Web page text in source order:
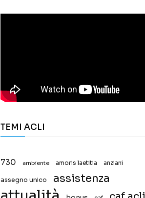
TEMI ACLI
730 ambiente amoris laetitia anziani
assegno unico assistenza